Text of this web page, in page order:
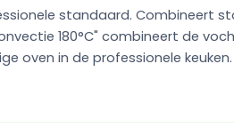
standaard. Combineert
180°C" combineert de
oven in de professionele keuken.